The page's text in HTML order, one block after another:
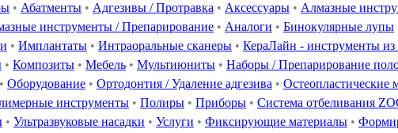
• Абатменты • Адгезивы / Протравка • Аксессуары • Алмазные
инструменты / Препарирование • Аналоги • Бинокулярные лупы
• Имплантаты • Интраоральные сканеры • КераЛайн - инструменты
• Композиты • Мебель • Мультиюниты • Наборы / Препарирование
• Оборудование • Ортодонтия / Удаление адгезива • Остеопластические
инструменты • Полиры • Приборы • Система отбеливания
• Ультразвуковые насадки • Услуги • Фиксирующие материалы •